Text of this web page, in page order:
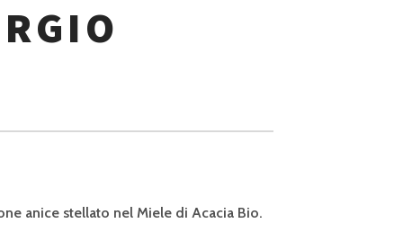
anice stellato nel Miele di Acacia Bio.